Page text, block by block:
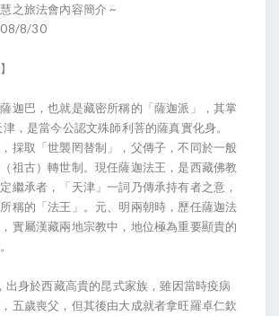
之旅法會內容簡介 ~
8/30
迦巴，也就是藏密所稱的「薩迦派」，其掌
，是當今公認文殊師利菩的薩真實化身。
採取「世襲罔替制」，父傳子，不同於一般
祖古）轉世制。現任薩迦法王，是西藏佛教
繼承者，「天津」一詞乃傳承持有者之意，
稱的「法王」。元、明兩朝時，歷任薩迦法
實屬漢藏兩地宗教中，地位極為重要顯貴的
身於西藏高貴的昆式家族，雖因當時疫病
五歲喪父，但其後由大成就者拿旺羅卓仁欽